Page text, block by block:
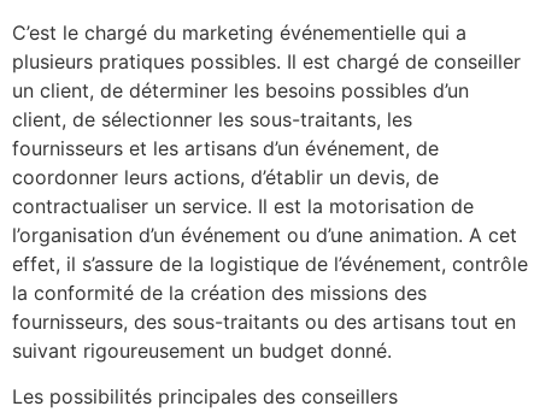
C’est le chargé du marketing événementielle qui a
plusieurs pratiques possibles. Il est chargé de conseiller
un client, de déterminer les besoins possibles d’un
client, de sélectionner les sous-traitants, les
fournisseurs et les artisans d’un événement, de
coordonner leurs actions, d’établir un devis, de
contractualiser un service. Il est la motorisation de
l’organisation d’un événement ou d’une animation. A cet
effet, il s’assure de la logistique de l’événement, contrôle
la conformité de la création des missions des
fournisseurs, des sous-traitants ou des artisans tout en
suivant rigoureusement un budget donné.
Les possibilités principales des conseillers